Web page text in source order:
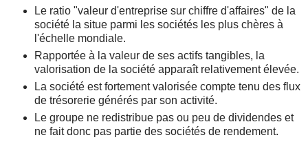
Le ratio "valeur d'entreprise sur chiffre d'affaires" de la
société la situe parmi les sociétés les plus chères à
l'échelle mondiale.
Rapportée à la valeur de ses actifs tangibles, la
valorisation de la société apparaît relativement élevée.
La société est fortement valorisée compte tenu des flux
de trésorerie générés par son activité.
Le groupe ne redistribue pas ou peu de dividendes et
ne fait donc pas partie des sociétés de rendement.